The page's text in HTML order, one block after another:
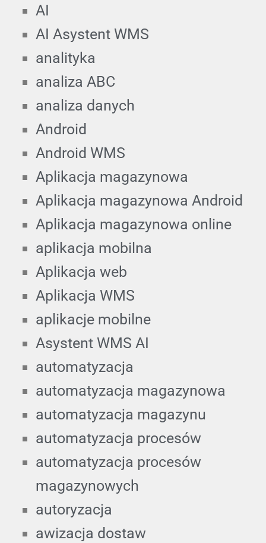
AI
AI Asystent WMS
analityka
analiza ABC
analiza danych
Android
Android WMS
Aplikacja magazynowa
Aplikacja magazynowa Android
Aplikacja magazynowa online
aplikacja mobilna
Aplikacja web
Aplikacja WMS
aplikacje mobilne
Asystent WMS AI
automatyzacja
automatyzacja magazynowa
automatyzacja magazynu
automatyzacja procesów
automatyzacja procesów
magazynowych
autoryzacja
awizacja dostaw